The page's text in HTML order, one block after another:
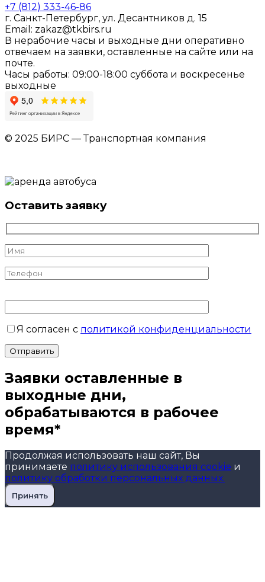
+7 (812) 333-46-86
г. Санкт-Петербург, ул. Десантников д. 15
Email: zakaz@tkbirs.ru
В нерабочие часы и выходные дни оперативно
отвечаем на заявки, оставленные на сайте или на
почте.
Часы работы: 09:00-18:00 суббота и воскресенье
выходные
© 2025 БИРС — Транспортная компания
Оставить заявку
Я согласен с политикой конфиденциальности
Отправить
Заявки оставленные в
выходные дни,
обрабатываются в рабочее
время*
Продолжая использовать наш сайт, Вы
принимаете политику использования cookie и
политику обработки персональных данных.
Принять